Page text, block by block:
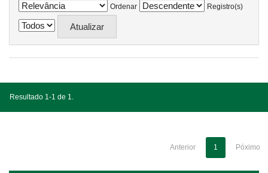
Ordenar
Registro(s)
Resultado 1-1 de 1.
Anterior 1 Póximo